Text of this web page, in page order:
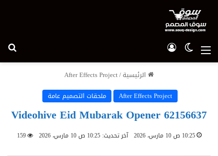
القائمة الوضع المظلم
الرئيسية/
After Effects Project
After Effects Project
ملحقات التصميم عامة
Videohive Eid Mubarak Opener 62156637
10:25 ص 10 مارس، 2026 آخر تحديث: 10:25 ص 10 مارس، 2026 159